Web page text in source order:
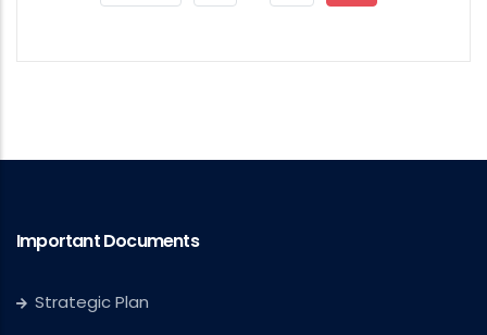
Important Documents
Strategic Plan